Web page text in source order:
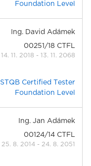
Foundation Level
Ing. David Adámek
00251/18 CTFL
14. 11. 2018 - 13. 11. 2068
ISTQB Certified Tester
Foundation Level
Ing. Jan Adámek
00124/14 CTFL
25. 8. 2014- 24. 8. 2051